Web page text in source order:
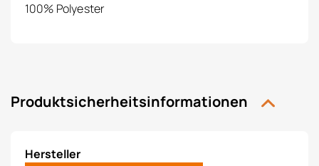
100% Polyester
Produktsicherheitsinformationen
Hersteller